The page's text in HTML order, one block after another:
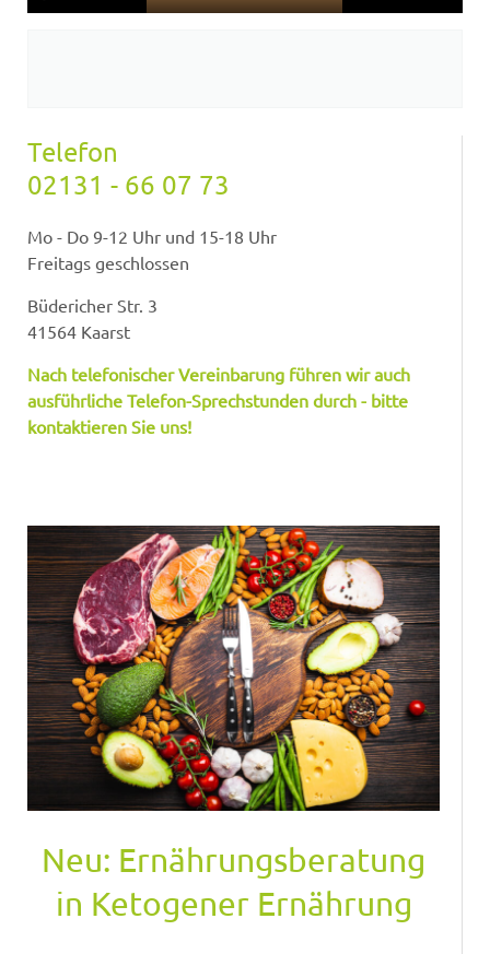
Play Mute Settings
PIP Enter
Telefon
02131 - 66 07 73
Mo - Do 9-12 Uhr und 15-18 Uhr
Freitags geschlossen
Büdericher Str. 3
41564 Kaarst
Nach telefonischer Vereinbarung führen wir auch
ausführliche Telefon-Sprechstunden durch - bitte
kontaktieren Sie uns!
Neu: Ernährungsberatung
in Ketogener Ernährung